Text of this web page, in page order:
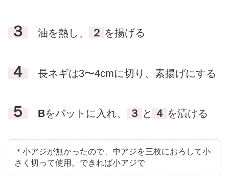
３ 油を熱し、 ２ を揚げる
４ 長ネギは3〜4cmに切り、素揚げにする
５ Bをバットに入れ、 ３ と ４ を漬ける
＊小アジが無かったので、中アジを三枚におろして小
さく切って使用。できれば小アジで